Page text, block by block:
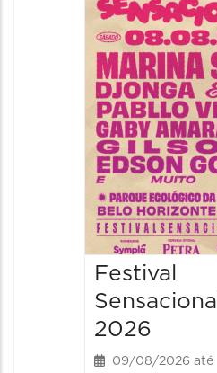
Festival
Sensacional
2026
09/08/2026 até